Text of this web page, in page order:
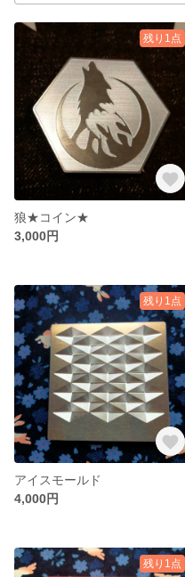
残り1点
狼★コイン★
3,000円
残り1点
アイスモールド
4,000円
残り1点